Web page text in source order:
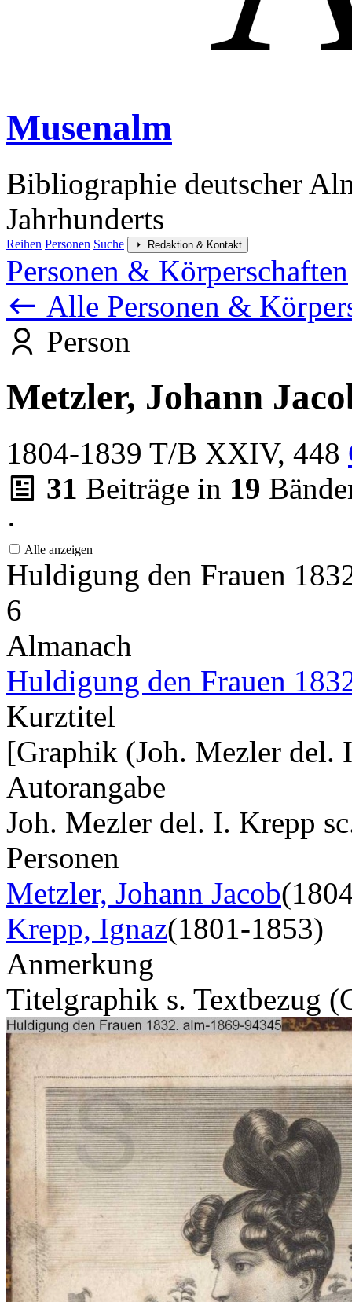
Musenalm
Bibliographie deutscher
Jahrhunderts
Reihen Personen Suche Redaktion & Kontakt
Personen & Körperschaften
Alle Personen &
Person
Metzler, Johann
1804-1839 T/B XXIV, 448
31 Beiträge in 19
·
Alle anzeigen
Huldigung den Frauen
6
Almanach
Huldigung den Frauen
Kurztitel
[Graphik (Joh. Mezler del.
Autorangabe
Joh. Mezler del. I. Krepp
Personen
Metzler, Johann Jacob
Krepp, Ignaz(1801-1853)
Anmerkung
Titelgraphik s. Textbezug